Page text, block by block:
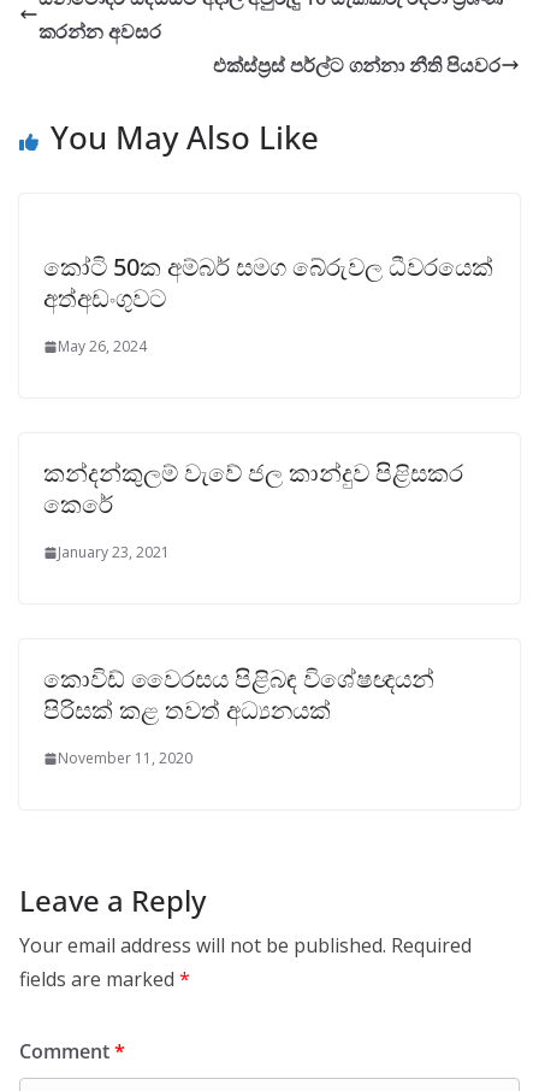
කරන්න අවසර
එක්ස්ප්‍රස් පර්ල්ට ගන්නා නීති පියවර
You May Also Like
කෝටි 50ක අම්බර් සමග බේරුවල ධීවරයෙක්
අත්අඩංගුවට
May 26, 2024
කන්දන්කුලම් වැවේ ජල කාන්දුව පිළිසකර
කෙරේ
January 23, 2021
කොවිඩ් වෛරසය පිළිබඳ විශේෂඥයන්
පිරිසක් කළ තවත් අධ්‍යනයක්
November 11, 2020
Leave a Reply
Your email address will not be published. Required
fields are marked *
Comment*